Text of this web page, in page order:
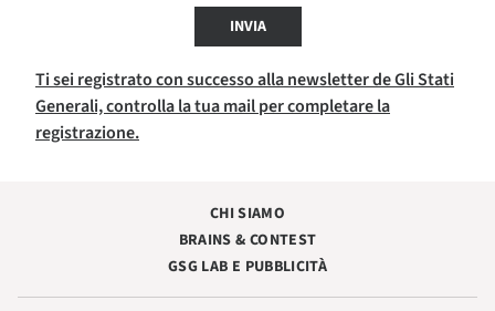
INVIA
Ti sei registrato con successo alla newsletter de Gli Stati
Generali, controlla la tua mail per completare la
registrazione.
CHI SIAMO
BRAINS & CONTEST
GSG LAB E PUBBLICITÀ